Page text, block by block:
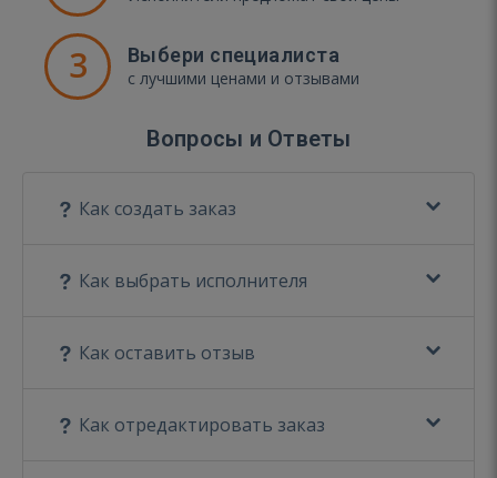
3 Выбери специалиста
с лучшими ценами и отзывами
Вопросы и Ответы
Как создать заказ
Как выбрать исполнителя
Как оставить отзыв
Как отредактировать заказ